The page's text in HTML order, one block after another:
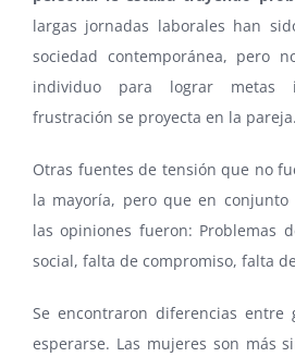
largas jornadas laborales han
sociedad contemporánea, pero
individuo para lograr metas
frustración se proyecta en la pareja.
Otras fuentes de tensión que no
la mayoría, pero que en conjunto
las opiniones fueron: Problemas
social, falta de compromiso, falta
Se encontraron diferencias entre
esperarse. Las mujeres son más